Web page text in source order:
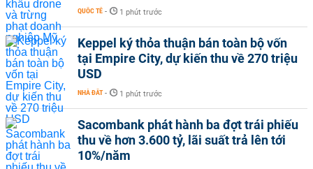
QUỐC TẾ - 1 phút trước
Keppel ký thỏa thuận bán toàn bộ vốn
tại Empire City, dự kiến thu về 270 triệu
USD
NHÀ ĐẤT - 1 phút trước
Sacombank phát hành ba đợt trái phiếu
thu về hơn 3.600 tỷ, lãi suất trả lên tới
10%/năm